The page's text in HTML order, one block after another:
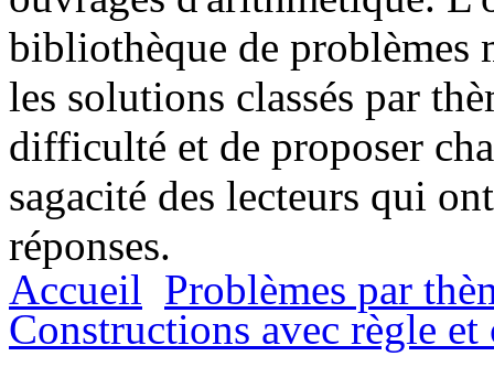
bibliothèque de problèmes
les solutions classés par
difficulté et de proposer
sagacité des lecteurs qui
réponses.
Accueil Problèmes par
Constructions avec règle et